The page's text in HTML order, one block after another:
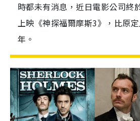
時都未有消息，近日電影公司終
上映《神探福爾摩斯3》，比原
年。